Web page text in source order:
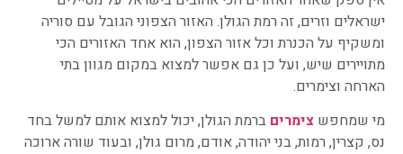
ישראלים וזרים, זה רמת הגולן. האזור הצפוני הגובל עם סוריה
ומשקיף על הכנרת וכל אזור הצפון, הוא אחד האזורים הכי
מתויירים שיש, ועל כן גם אפשר למצוא במקום מגוון בתי
הארחה וצימרים.
מי שמחפש צימרים ברמת הגולן, יכול למצוא אותם למשל בחד
נס, קצרין, רמות, בני יהודה, אודם, מרום גולן, ובעוד שורה ארוכה